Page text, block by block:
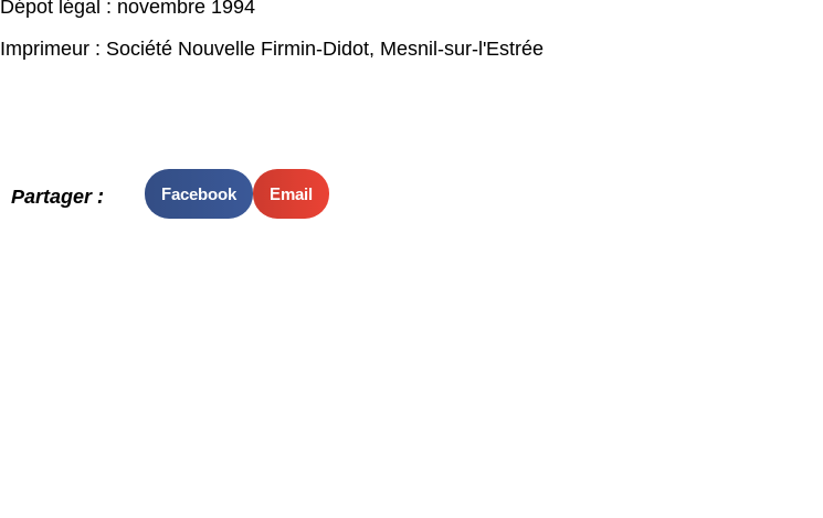
Dépot légal : novembre 1994
Imprimeur : Société Nouvelle Firmin-Didot, Mesnil-sur-l'Estrée
Partager : Facebook Email